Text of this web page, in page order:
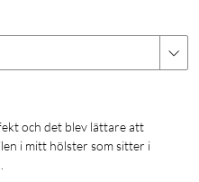
i mitt hölster som sitter i